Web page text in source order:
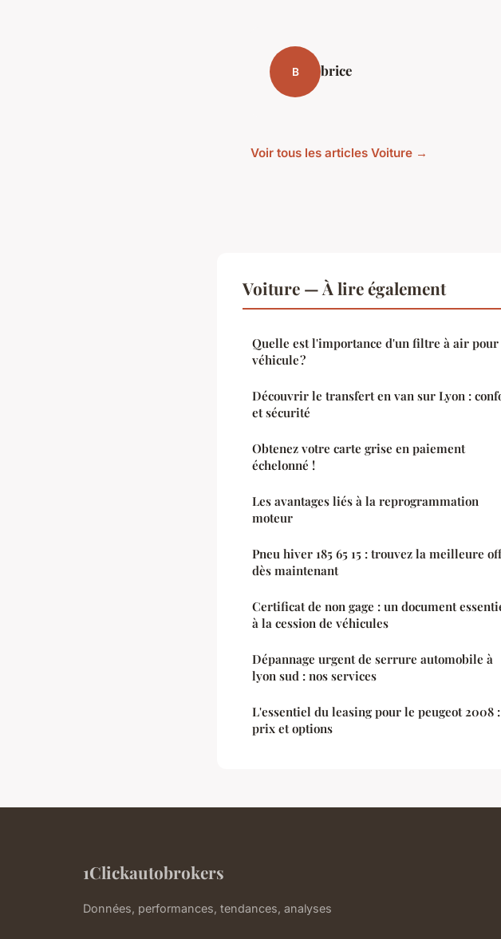
B brice
Voir tous les articles Voiture →
Voiture — À lire également
Quelle est l'importance d'un filtre à air pour
véhicule ?
Découvrir le transfert en van sur Lyon :
et sécurité
Obtenez votre carte grise en paiement
échelonné !
Les avantages liés à la reprogrammation
moteur
Pneu hiver 185 65 15 : trouvez la meilleure
dès maintenant
Certificat de non gage : un document
à la cession de véhicules
Dépannage urgent de serrure automobile à
lyon sud : nos services
L'essentiel du leasing pour le peugeot 2008 :
prix et options
1Clickautobrokers
Données, performances, tendances, analyses